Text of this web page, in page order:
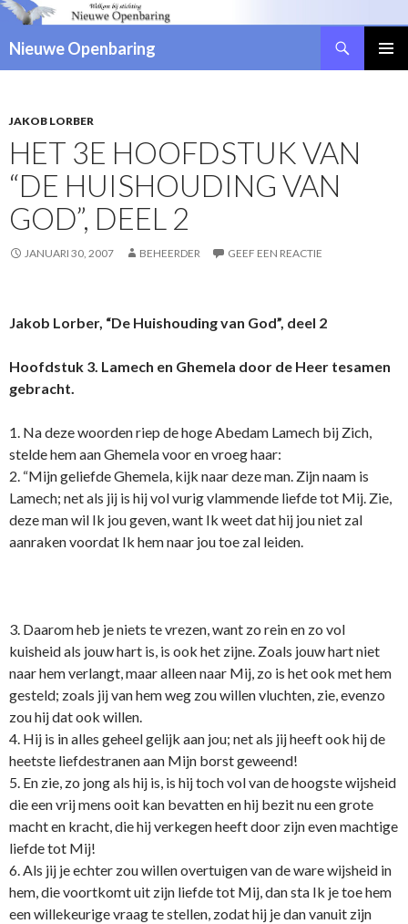
Nieuwe Openbaring
SPRINGEN
JAKOB LORBER
HET 3E HOOFDSTUK VAN
“DE HUISHOUDING VAN
GOD”, DEEL 2
JANUARI 30, 2007 BEHEERDER GEEF EEN REACTIE
Jakob Lorber, “De Huishouding van God”, deel 2
Hoofdstuk 3. Lamech en Ghemela door de Heer tesamen
gebracht.
1. Na deze woorden riep de hoge Abedam Lamech bij Zich,
stelde hem aan Ghemela voor en vroeg haar:
2. “Mijn geliefde Ghemela, kijk naar deze man. Zijn naam is
Lamech; net als jij is hij vol vurig vlammende liefde tot Mij. Zie,
deze man wil Ik jou geven, want Ik weet dat hij jou niet zal
aanraken voordat Ik hem naar jou toe zal leiden.
3. Daarom heb je niets te vrezen, want zo rein en zo vol
kuisheid als jouw hart is, is ook het zijne. Zoals jouw hart niet
naar hem verlangt, maar alleen naar Mij, zo is het ook met hem
gesteld; zoals jij van hem weg zou willen vluchten, zie, evenzo
zou hij dat ook willen.
4. Hij is in alles geheel gelijk aan jou; net als jij heeft ook hij de
heetste liefdestranen aan Mijn borst geweend!
5. En zie, zo jong als hij is, is hij toch vol van de hoogste wijsheid
die een vrij mens ooit kan bevatten en hij bezit nu een grote
macht en kracht, die hij verkegen heeft door zijn even machtige
liefde tot Mij!
6. Als jij je echter zou willen overtuigen van de ware wijsheid in
hem, die voortkomt uit zijn liefde tot Mij, dan sta Ik je toe hem
een willekeurige vraag te stellen, zodat hij je dan vanuit zijn